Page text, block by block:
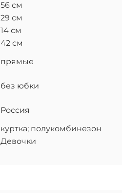
56 см
29 см
14 см
42 см
прямые
без юбки
Россия
куртка; полукомбинезон
Девочки